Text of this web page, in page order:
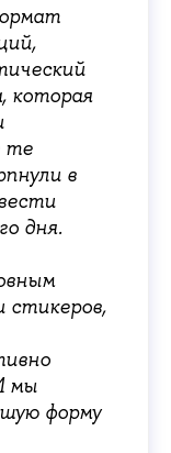
которая
те
в
дня.
стикеров,
мы
форму